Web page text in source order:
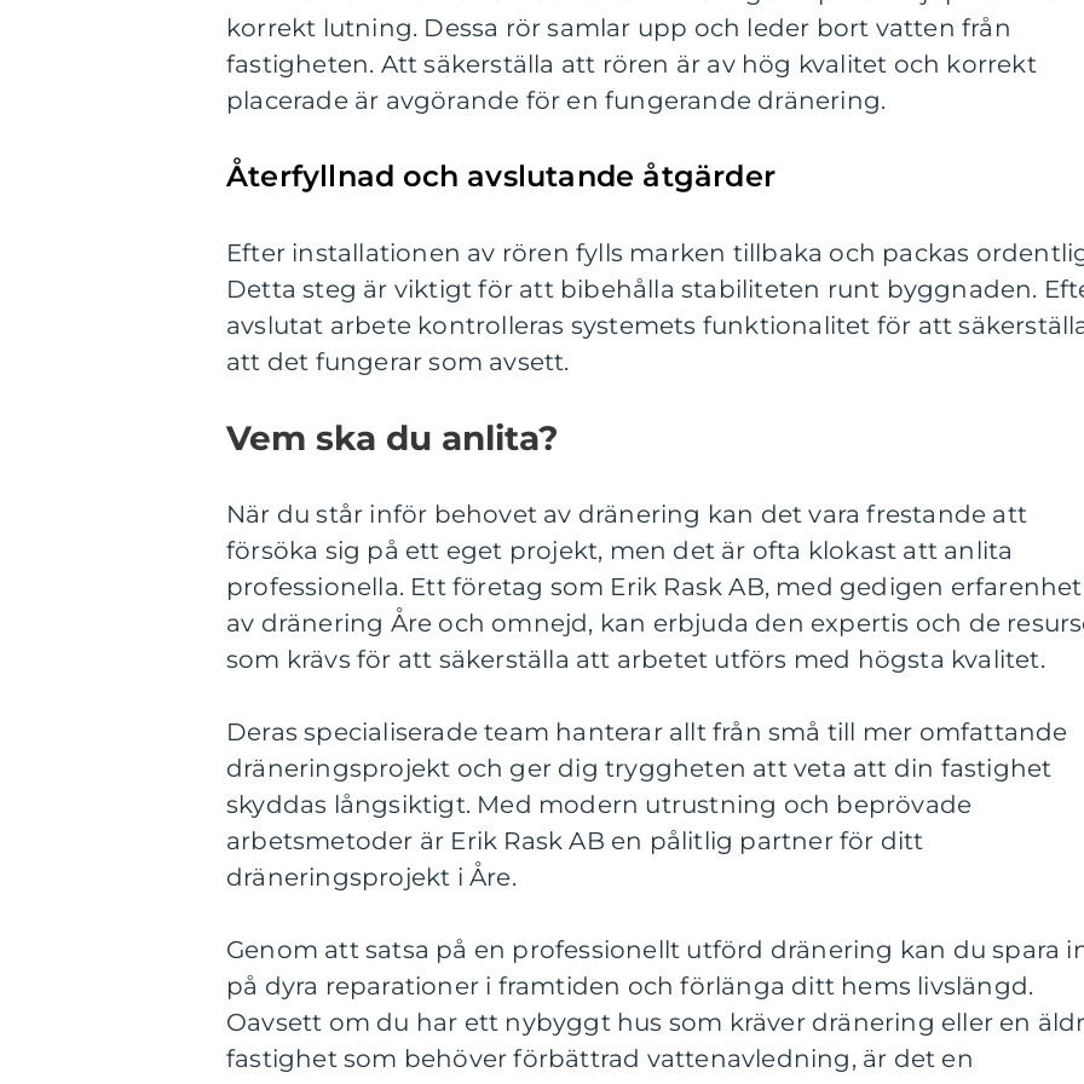
korrekt lutning. Dessa rör samlar upp och leder bort vatten från
fastigheten. Att säkerställa att rören är av hög kvalitet och korrekt
placerade är avgörande för en fungerande dränering.
Återfyllnad och avslutande åtgärder
Efter installationen av rören fylls marken tillbaka och packas
Detta steg är viktigt för att bibehålla stabiliteten runt byggnaden.
avslutat arbete kontrolleras systemets funktionalitet för att
att det fungerar som avsett.
Vem ska du anlita?
När du står inför behovet av dränering kan det vara frestande att
försöka sig på ett eget projekt, men det är ofta klokast att anlita
professionella. Ett företag som Erik Rask AB, med gedigen erfarenhet
av dränering Åre och omnejd, kan erbjuda den expertis och de
som krävs för att säkerställa att arbetet utförs med högsta kvalitet.
Deras specialiserade team hanterar allt från små till mer omfattande
dräneringsprojekt och ger dig tryggheten att veta att din fastighet
skyddas långsiktigt. Med modern utrustning och beprövade
arbetsmetoder är Erik Rask AB en pålitlig partner för ditt
dräneringsprojekt i Åre.
Genom att satsa på en professionellt utförd dränering kan du spara
på dyra reparationer i framtiden och förlänga ditt hems livslängd.
Oavsett om du har ett nybyggt hus som kräver dränering eller en
fastighet som behöver förbättrad vattenavledning, är det en